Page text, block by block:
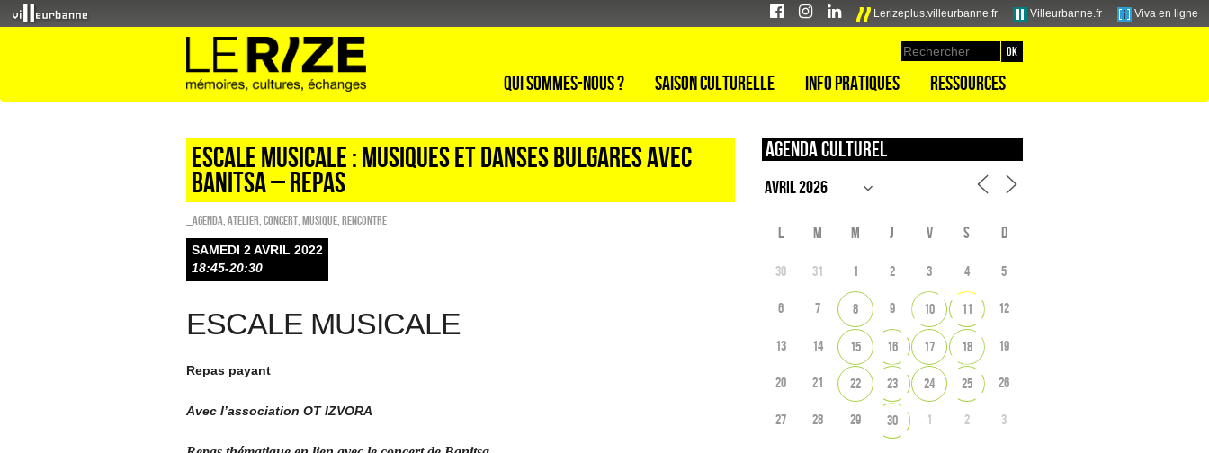
Lerizeplus.villeurbanne.fr Villeurbanne.fr Viva en ligne
Qui sommes-nous ? Saison culturelle Info pratiques Ressources
ESCALE MUSICALE : Musiques et danses bulgares avec
Banitsa – Repas
_Agenda Atelier Concert Musique Rencontre
SAMEDI 2 AVRIL 2022
18:45-20:30
ESCALE MUSICALE
Repas payant
Avec l’association OT IZVORA
Agenda culturel
L M M J V S D
30 31 1 2 3 4 5
6 7 8 9 10 11 12
13 14 15 16 17 18 19
20 21 22 23 24 25 26
27 28 29 30 1 2 3